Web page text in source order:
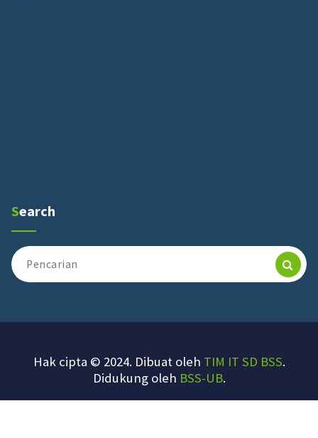
Search
Pencarian
untuk:
Hak cipta © 2024. Dibuat oleh TIM IT SD BSS.
Didukung oleh BSS-UB.